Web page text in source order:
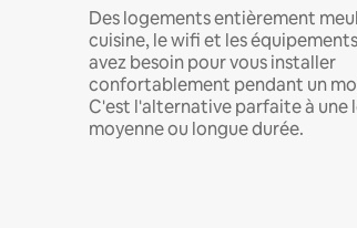
Des logements entièrement
cuisine, le wifi et les
avez besoin pour vous installer
confortablement pendant un
C'est l'alternative parfaite à une
moyenne ou longue durée.